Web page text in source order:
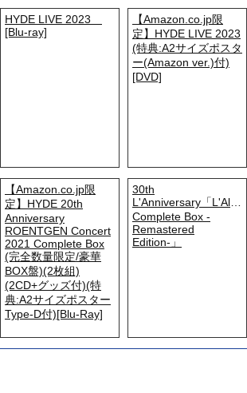
HYDE LIVE 2023
[Blu-ray]
【Amazon.co.jp限
定】HYDE LIVE 2023
(特典:A2サイズポスタ
ー(Amazon ver.)付)
[DVD]
【Amazon.co.jp限
定】HYDE 20th
Anniversary
ROENTGEN Concert
2021 Complete Box
(完全数量限定/豪華
BOX盤)(2枚組)
(2CD+グッズ付)(特
典:A2サイズポスター
Type-D付)[Blu-Ray]
30th
L'Anniversary「L'Album
Complete Box -
Remastered
Edition-」